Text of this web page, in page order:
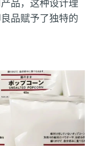
品，这种设计理
品赋予了独特的